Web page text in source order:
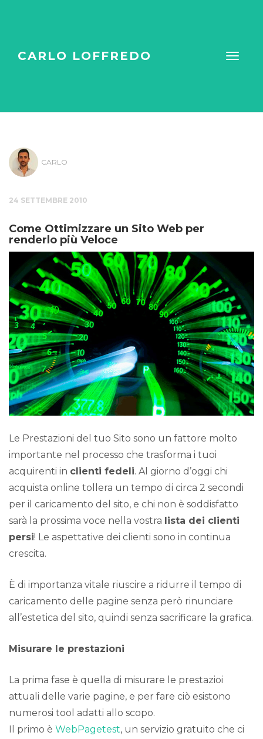
CARLO LOFFREDO
CARLO
24 SETTEMBRE 2010
Come Ottimizzare un Sito Web per
renderlo più Veloce
Le Prestazioni del tuo Sito sono un fattore molto
importante nel processo che trasforma i tuoi
acquirenti in clienti fedeli. Al giorno d’oggi chi
acquista online tollera un tempo di circa 2 secondi
per il caricamento del sito, e chi non è soddisfatto
sarà la prossima voce nella vostra lista dei clienti
persi! Le aspettative dei clienti sono in continua
crescita.
È di importanza vitale riuscire a ridurre il tempo di
caricamento delle pagine senza però rinunciare
all’estetica del sito, quindi senza sacrificare la grafica.
Misurare le prestazioni
La prima fase è quella di misurare le prestazioi
attuali delle varie pagine, e per fare ciò esistono
numerosi tool adatti allo scopo.
Il primo è WebPagetest, un servizio gratuito che ci